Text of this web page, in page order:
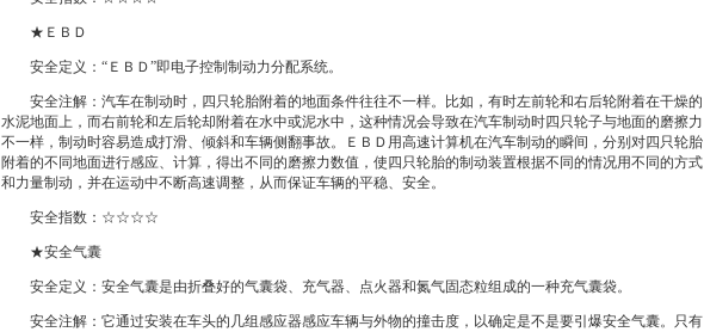
★ＥＢＤ
安全定义：“ＥＢＤ”即电子控制制动力分配系统。
安全注解：汽车在制动时，四只轮胎附着的地面条件往往不一样。比如，有时左前轮和右后轮附着在干燥的
水泥地面上，而右前轮和左后轮却附着在水中或泥水中，这种情况会导致在汽车制动时四只轮子与地面的磨擦力
不一样，制动时容易造成打滑、倾斜和车辆侧翻事故。ＥＢＤ用高速计算机在汽车制动的瞬间，分别对四只轮胎
附着的不同地面进行感应、计算，得出不同的磨擦力数值，使四只轮胎的制动装置根据不同的情况用不同的方式
和力量制动，并在运动中不断高速调整，从而保证车辆的平稳、安全。
安全指数：☆☆☆☆
★安全气囊
安全定义：安全气囊是由折叠好的气囊袋、充气器、点火器和氮气固态粒组成的一种充气囊袋。
安全注解：它通过安装在车头的几组感应器感应车辆与外物的撞击度，以确定是不是要引爆安全气囊。只有